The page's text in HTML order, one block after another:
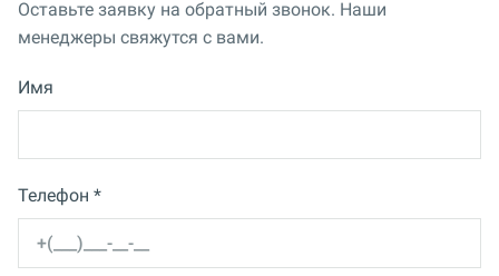
Оставьте заявку на обратный звонок. Наши
менеджеры свяжутся с вами.
Имя
Телефон *